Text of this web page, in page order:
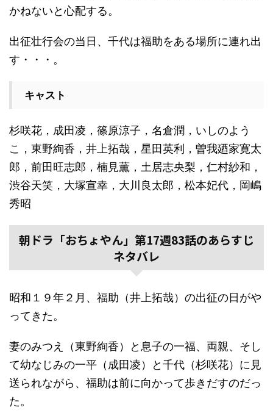
かねないと心配する。
出征壮行会の当日、千代は福助をある場所に連れ出
す・・・。
キャスト
杉咲花，成田凌，篠原涼子，名倉潤，いしのよう
こ，東野絢香，井上拓哉，星田英利，曽我廼家寛太
郎，前田旺志郎，楠見薫，土居志央梨，仁村紗和，
渋谷天笑，大塚宣幸，大川良太郎，松本妃代，岡嶋
秀昭
朝ドラ「おちょやん」第17週83話のあらすじ
ネタバレ
昭和１９年２月、福助（井上拓哉）の出征の日がや
ってきた。
妻のみつえ（東野絢香）と息子の一福、両親、そし
て幼なじみの一平（成田凌）と千代（杉咲花）に見
送られながら、福助は前に向かって歩きだすのだっ
た。